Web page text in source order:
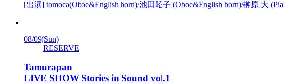
[出演] tomoca(Oboe&English horn)/池田昭子 (Oboe&English horn)/榊原 大
08/09(Sun)
RESERVE
Tamurapan
LIVE SHOW Stories in Sound vol.1